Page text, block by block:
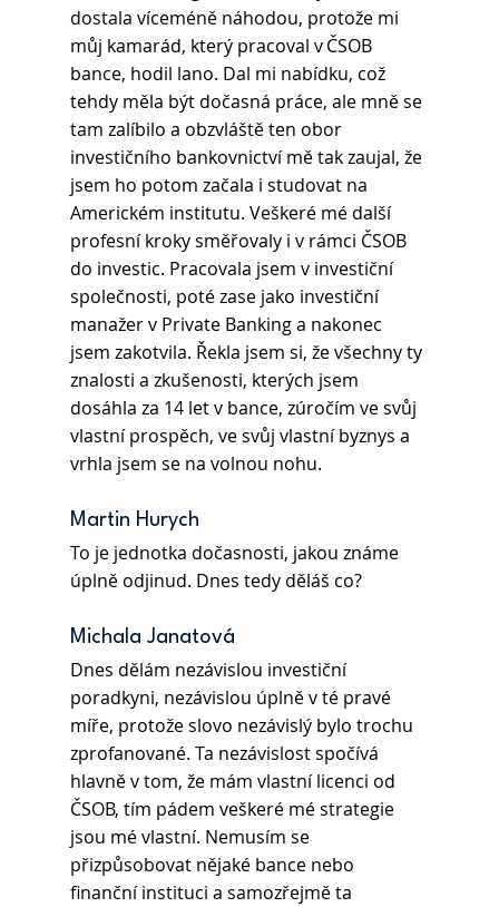
dostala víceméně náhodou, protože mi
můj kamarád, který pracoval v ČSOB
bance, hodil lano. Dal mi nabídku, což
tehdy měla být dočasná práce, ale mně se
tam zalíbilo a obzvláště ten obor
investičního bankovnictví mě tak zaujal, že
jsem ho potom začala i studovat na
Americkém institutu. Veškeré mé další
profesní kroky směřovaly i v rámci ČSOB
do investic. Pracovala jsem v investiční
společnosti, poté zase jako investiční
manažer v Private Banking a nakonec
jsem zakotvila. Řekla jsem si, že všechny ty
znalosti a zkušenosti, kterých jsem
dosáhla za 14 let v bance, zúročím ve svůj
vlastní prospěch, ve svůj vlastní byznys a
vrhla jsem se na volnou nohu.
Martin Hurych
To je jednotka dočasnosti, jakou známe
úplně odjinud. Dnes tedy děláš co?
Michala Janatová
Dnes dělám nezávislou investiční
poradkyni, nezávislou úplně v té pravé
míře, protože slovo nezávislý bylo trochu
zprofanované. Ta nezávislost spočívá
hlavně v tom, že mám vlastní licenci od
ČSOB, tím pádem veškeré mé strategie
jsou mé vlastní. Nemusím se
přizpůsobovat nějaké bance nebo
finanční instituci a samozřejmě ta